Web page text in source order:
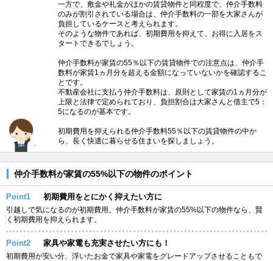
一方で、敷金や礼金がほかの賃貸物件と同程度で、仲介手数料
のみが割引されている場合は、仲介手数料の一部を大家さんが
負担しているケースと考えられます。
そのような物件であれば、初期費用を抑えて、お得に入居をス
タートできるでしょう。
仲介手数料が家賃の55％以下の賃貸物件での注意点は、仲介手
数料が家賃1ヵ月分を超える金額になっていないかを確認するこ
とです。
不動産会社に支払う仲介手数料は、原則として家賃の1ヵ月分が
上限と法律で定められており、負担割合は大家さんと借主で5：
5になるのが基本です。
初期費用を抑えられる仲介手数料55％以下の賃貸物件の中か
ら、長く快適に暮らせる住まいを探しましょう。
仲介手数料が家賃の55%以下の物件のポイント
Point1 初期費用をとにかく抑えたい方に
引越しで気になるのが初期費用。仲介手数料が家賃の55%以下の物件なら、賢
く初期費用を抑えられます。
Point2 家具や家電も充実させたい方にも！
初期費用が安い分、浮いたお金で家具や家電をグレードアップさせることもで